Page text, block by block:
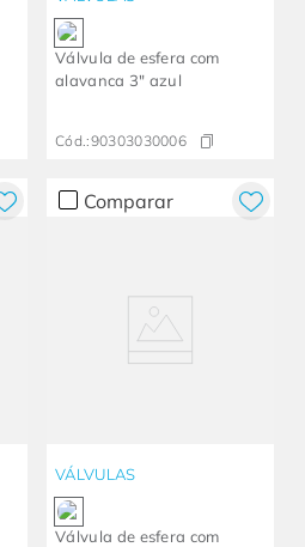
Válvula de esfera com
alavanca 3" azul
Cód.:90303030006
Comparar
VÁLVULAS
Válvula de esfera com